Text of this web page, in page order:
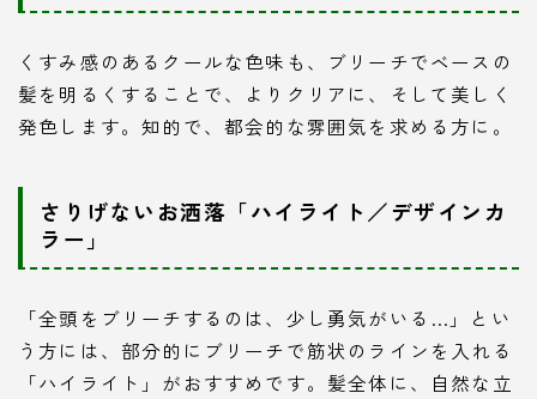
くすみ感のあるクールな色味も、ブリーチでベースの
髪を明るくすることで、よりクリアに、そして美しく
発色します。知的で、都会的な雰囲気を求める方に。
さりげないお洒落「ハイライト／デザインカ
ラー」
「全頭をブリーチするのは、少し勇気がいる…」とい
う方には、部分的にブリーチで筋状のラインを入れる
「ハイライト」がおすすめです。髪全体に、自然な立